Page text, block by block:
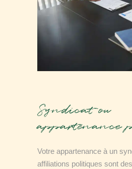
Syndicat ou
appartenance
Votre appartenance à un
affiliations politiques sont